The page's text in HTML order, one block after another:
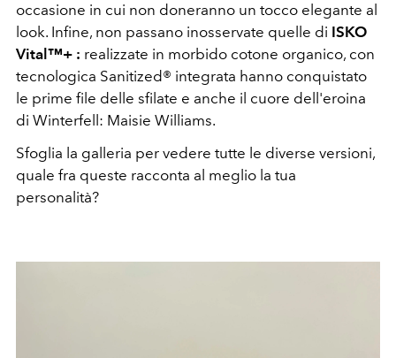
occasione in cui non doneranno un tocco elegante al
look. Infine, non passano inosservate quelle di ISKO
Vital™+ : realizzate in morbido cotone organico, con
tecnologica Sanitized® integrata hanno conquistato
le prime file delle sfilate e anche il cuore dell'eroina
di Winterfell: Maisie Williams.
Sfoglia la galleria per vedere tutte le diverse versioni,
quale fra queste racconta al meglio la tua
personalità?